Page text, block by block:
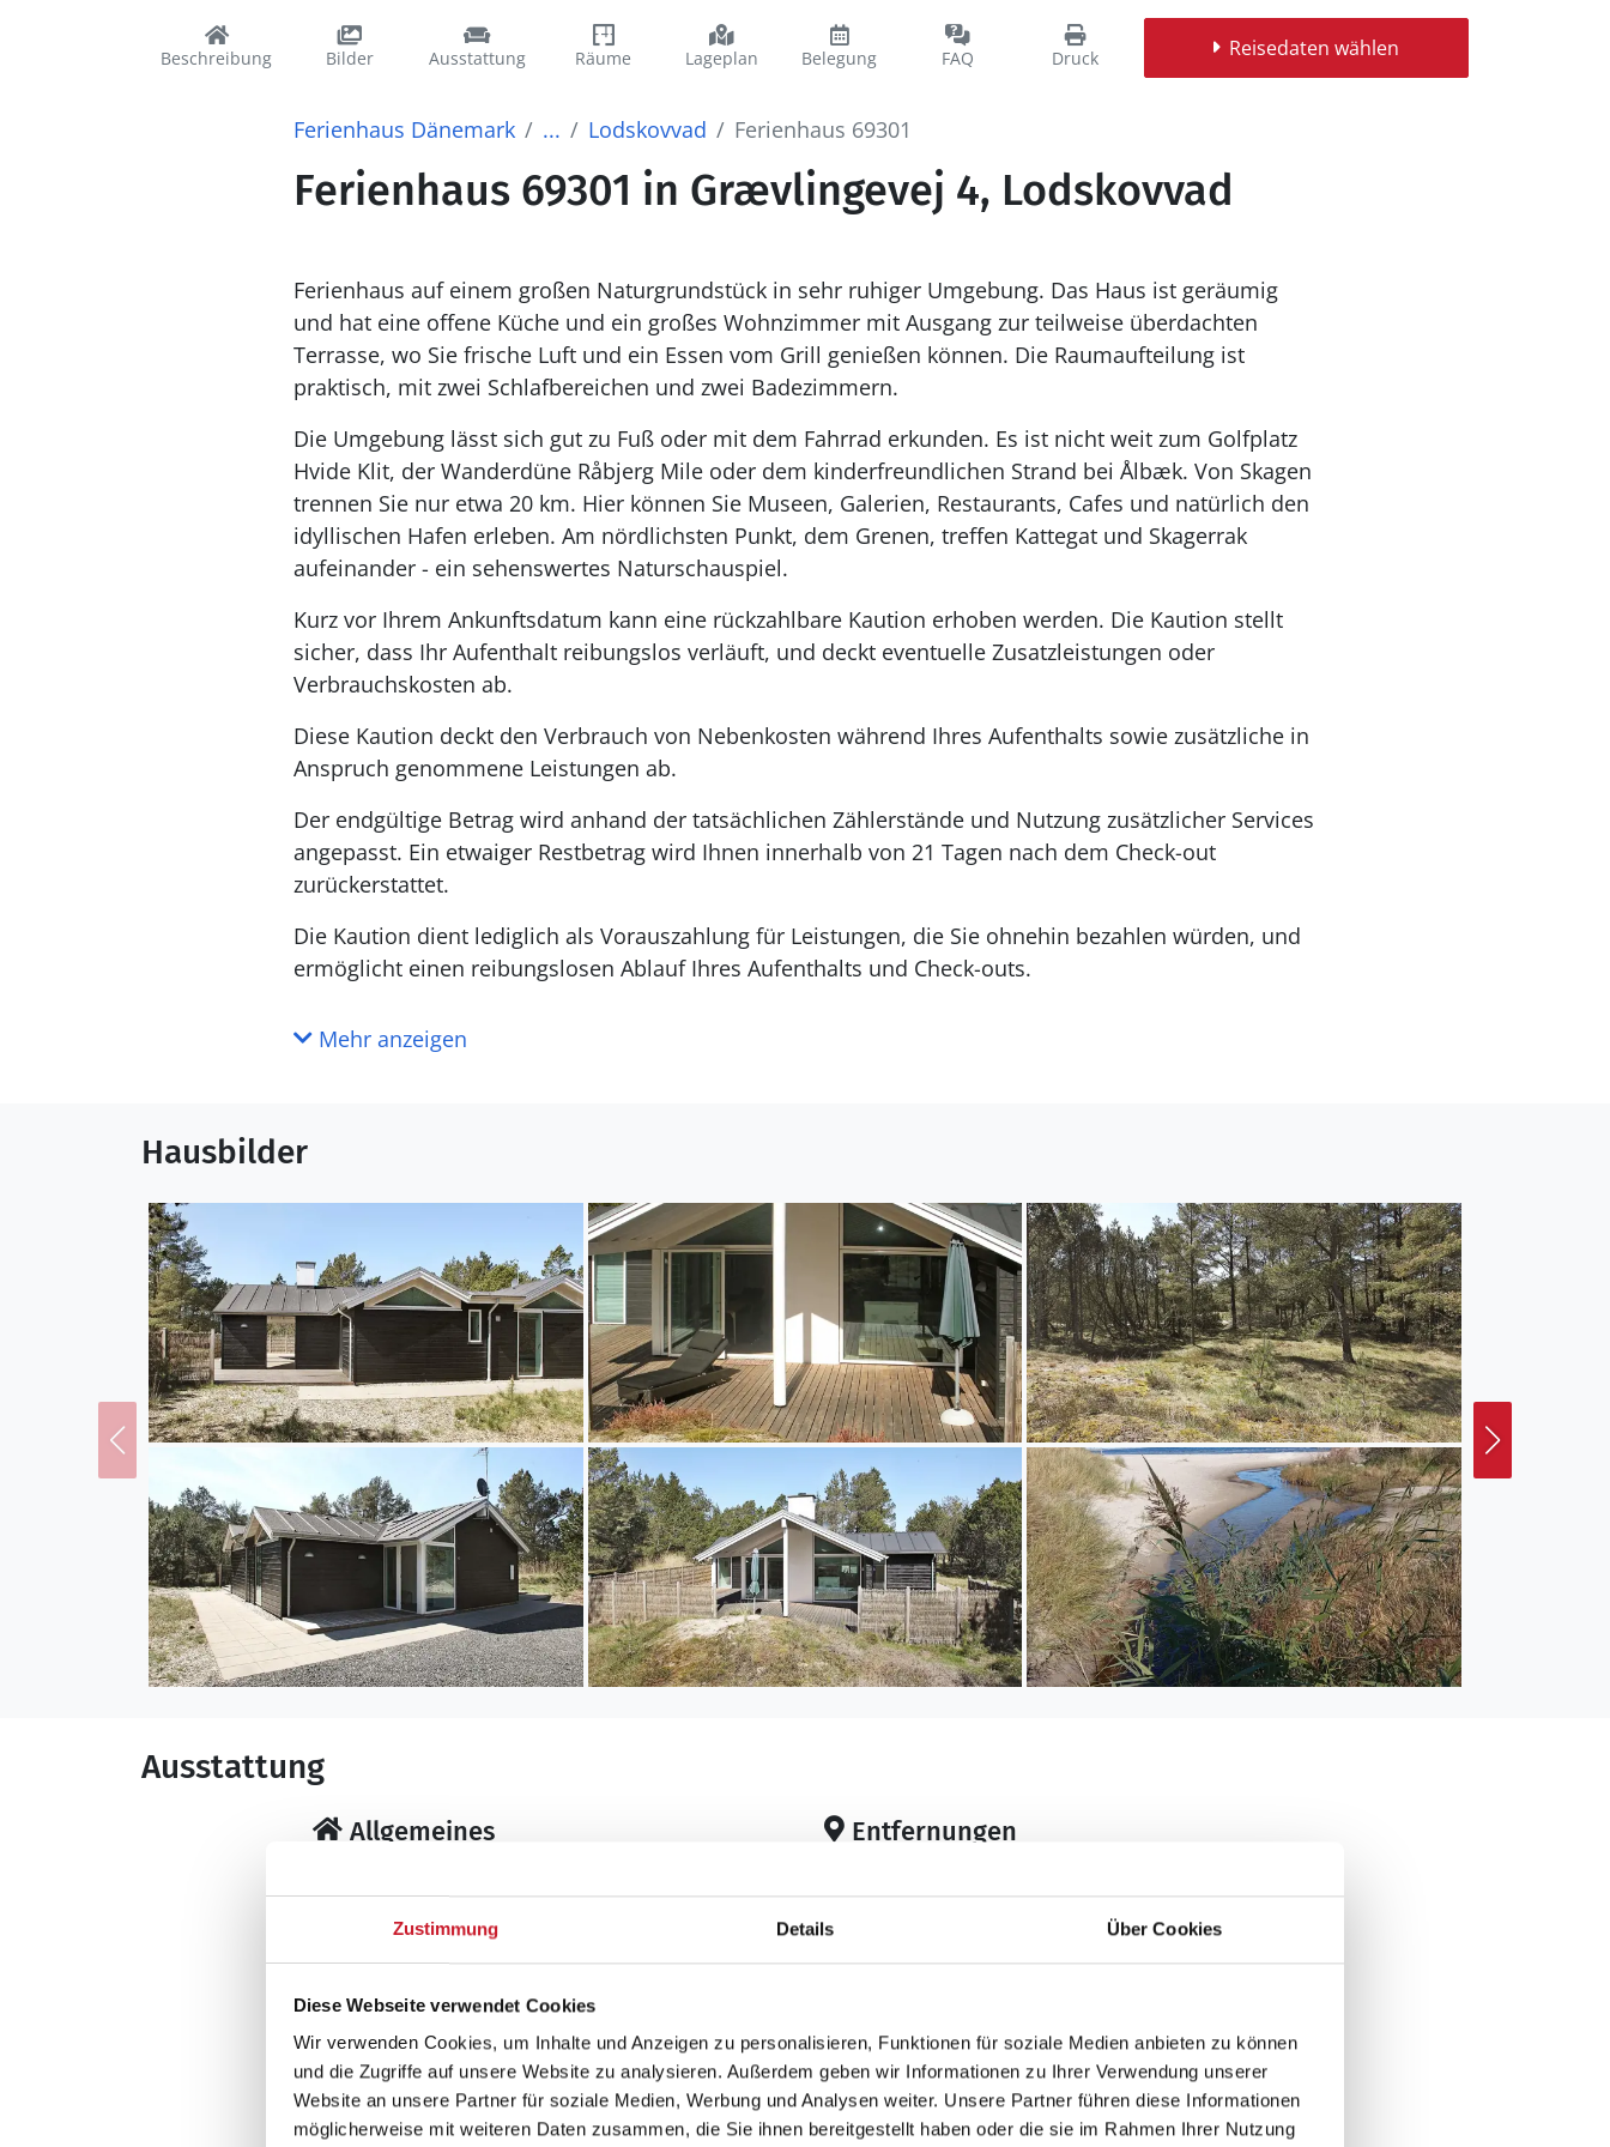
Zustimmung Details Über Cookies
Diese Webseite verwendet Cookies
Wir verwenden Cookies, um Inhalte und Anzeigen zu personalisieren, Funktionen für soziale Medien anbieten zu können
und die Zugriffe auf unsere Website zu analysieren. Außerdem geben wir Informationen zu Ihrer Verwendung unserer
Website an unsere Partner für soziale Medien, Werbung und Analysen weiter. Unsere Partner führen diese Informationen
möglicherweise mit weiteren Daten zusammen, die Sie ihnen bereitgestellt haben oder die sie im Rahmen Ihrer Nutzung
Beschreibung Bilder Ausstattung Räume Lageplan Belegung FAQ Druck Reisedaten wählen
Ferienhaus Dänemark ... Lodskovvad Ferienhaus 69301
Ferienhaus 69301 in Grævlingevej 4, Lodskovvad
Ferienhaus auf einem großen Naturgrundstück in sehr ruhiger Umgebung. Das Haus ist geräumig
und hat eine offene Küche und ein großes Wohnzimmer mit Ausgang zur teilweise überdachten
Terrasse, wo Sie frische Luft und ein Essen vom Grill genießen können. Die Raumaufteilung ist
praktisch, mit zwei Schlafbereichen und zwei Badezimmern.
Die Umgebung lässt sich gut zu Fuß oder mit dem Fahrrad erkunden. Es ist nicht weit zum Golfplatz
Hvide Klit, der Wanderdüne Råbjerg Mile oder dem kinderfreundlichen Strand bei Ålbæk. Von Skagen
trennen Sie nur etwa 20 km. Hier können Sie Museen, Galerien, Restaurants, Cafes und natürlich den
idyllischen Hafen erleben. Am nördlichsten Punkt, dem Grenen, treffen Kattegat und Skagerrak
aufeinander - ein sehenswertes Naturschauspiel.
Kurz vor Ihrem Ankunftsdatum kann eine rückzahlbare Kaution erhoben werden. Die Kaution stellt
sicher, dass Ihr Aufenthalt reibungslos verläuft, und deckt eventuelle Zusatzleistungen oder
Verbrauchskosten ab.
Diese Kaution deckt den Verbrauch von Nebenkosten während Ihres Aufenthalts sowie zusätzliche in
Anspruch genommene Leistungen ab.
Der endgültige Betrag wird anhand der tatsächlichen Zählerstände und Nutzung zusätzlicher Services
angepasst. Ein etwaiger Restbetrag wird Ihnen innerhalb von 21 Tagen nach dem Check-out
zurückerstattet.
Die Kaution dient lediglich als Vorauszahlung für Leistungen, die Sie ohnehin bezahlen würden, und
ermöglicht einen reibungslosen Ablauf Ihres Aufenthalts und Check-outs.
Mehr anzeigen
Hausbilder
Ausstattung
Allgemeines
Haustiere erlaubt
Nichtraucher
Wohnfläche: 120 m²
Entfernungen
Abstand Restaurant: 3.000 m
Abstand Wasser: 3.000 m
Wohnbereich
Flachbildfernseher
Kaminofen
Dunstabzug
Geschirrspüler
Herd